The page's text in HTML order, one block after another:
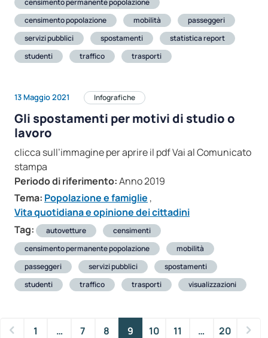
censimento permanente popolazione
censimento popolazione
mobilità
passeggeri
servizi pubblici
spostamenti
statistica report
studenti
traffico trasporti
13 Maggio 2021 Infografiche
Gli spostamenti per motivi di studio o
lavoro
clicca sull’immagine per aprire il pdf Vai al Comunicato
stampa
Periodo di riferimento:Anno 2019
Tema: Popolazione e famiglie ,
Vita quotidiana e opinione dei cittadini
Tag:
autovetture
censimenti
censimento permanente popolazione
mobilità
passeggeri
servizi pubblici
spostamenti
studenti
traffico trasporti visualizzazioni
1 … 7 8 9 10 11 … 20